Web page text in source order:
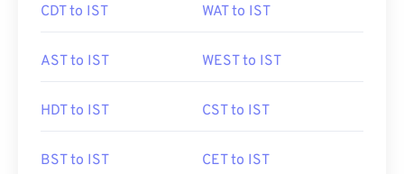
CDT to IST WAT to IST
AST to IST WEST to IST
HDT to IST CST to IST
BST to IST CET to IST